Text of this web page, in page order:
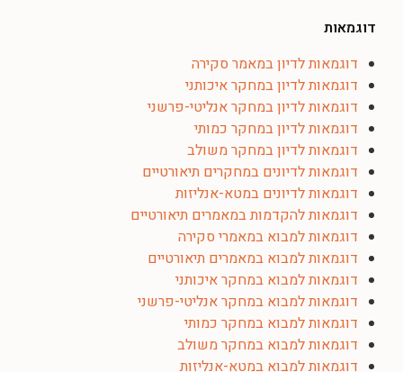
דוגמאות
דוגמאות לדיון במאמר סקירה
דוגמאות לדיון במחקר איכותני
דוגמאות לדיון במחקר אנליטי-פרשני
דוגמאות לדיון במחקר כמותי
דוגמאות לדיון במחקר משולב
דוגמאות לדיונים במחקרים תיאורטיים
דוגמאות לדיונים במטא-אנליזות
דוגמאות להקדמות במאמרים תיאורטיים
דוגמאות למבוא במאמרי סקירה
דוגמאות למבוא במאמרים תיאורטיים
דוגמאות למבוא במחקר איכותני
דוגמאות למבוא במחקר אנליטי-פרשני
דוגמאות למבוא במחקר כמותי
דוגמאות למבוא במחקר משולב
דוגמאות למבוא במטא-אנליזות